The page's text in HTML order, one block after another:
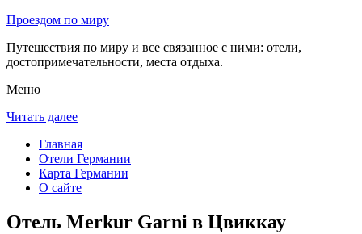
Проездом по миру
Путешествия по миру и все связанное с ними: отели,
достопримечательности, места отдыха.
Меню
Читать далее
Главная
Отели Германии
Карта Германии
О сайте
Отель Merkur Garni в Цвиккау